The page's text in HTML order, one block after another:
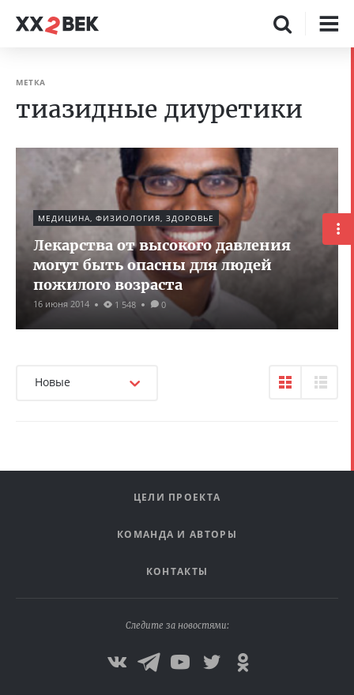
МЕТКА
тиазидные диуретики
МЕДИЦИНА, ФИЗИОЛОГИЯ, ЗДОРОВЬЕ
Лекарства от высокого давления
могут быть опасны для людей
пожилого возраста
16 июня 2014 1 548 0
Новые
ЦЕЛИ ПРОЕКТА
КОМАНДА И АВТОРЫ
КОНТАКТЫ
Следите за новостями: